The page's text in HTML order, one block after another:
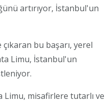
artırıyor, İstanbul'un
bu başarı, yerel
Limu, İstanbul'un
misafirlere tutarlı ve